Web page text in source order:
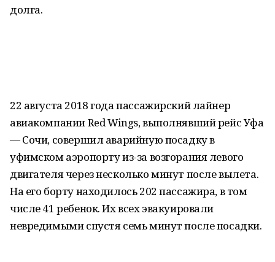
долга.
22 августа 2018 года пассажирский лайнер
авиакомпании Red Wings, выполнявший рейс Уфа
— Сочи, совершил аварийную посадку в
уфимском аэропорту из-за возгорания левого
двигателя через несколько минут после вылета.
На его борту находилось 202 пассажира, в том
числе 41 ребенок. Их всех эвакуировали
невредимыми спустя семь минут после посадки.